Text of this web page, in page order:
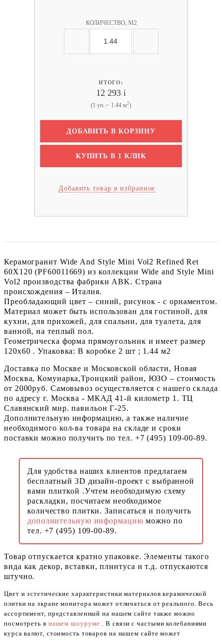
КОЛИЧЕСТВО, М2
ИТОГО:
12 293 i
(1 уп. ~ 1.44 м2)
ДОБАВИТЬ В КОРЗИНУ
КУПИТЬ В 1 КЛИК
Добавить товар в избранное
Керамогранит Wide And Style Mini Vol2 Refined Ret
60Х120 (PF60011669) из коллекции Wide and Style Mini
Vol2 производства фабрики ABK. Страна
происхождения – Италия.
Преобладающий цвет – синий, рисунок - с орнаментом.
Материал может быть использован для гостиной, для
кухни, для прихожей, для спальни, для туалета, для
ванной, на теплый пол.
Геометрическа форма прямоугольник и имеет размер
120x60 . Упаковка: В коробке 2 шт ; 1.44 м2
Доставка по Москве и Московской области, Новая
Москва, Комунарка,Троицкий район, ЮЗО – стоимость
от 2000руб. Самовывоз осуществляется с нашего склада
по адресу г. Москва - МКАД 41-й километр 1. ТЦ
Славянский мир. павильон Г-25.
Дополнительную информацию, а также наличие
необходимого кол-ва товара на складе и сроки
поставки можно получить по тел. +7 (495) 109-00-89.
Для удобства наших клиентов предлагаем
бесплатный 3D дизайн-проект с выбранной
вами плиткой .Учтем необходимую схему
раскладки, посчитаем необходимое
количество плитки. Записаться и получить
дополнительную информациюможно по
тел. +7 (495) 109-00-89.
Товар отпускается кратно упаковке. Элементы такого
вида как декор, вставки, плинтуса и т.д. отпускаются
штучно.
Цвет и эстетические характеристики материалов керамической
плитки на экране монитора может отличаться от реального. Весь
ассортимент, представленный на нашем сайте также можно
посмотреть в нашем шоуруме . В связи с частыми колебаниями
курса валют, стоимость товаров на нашем сайте может